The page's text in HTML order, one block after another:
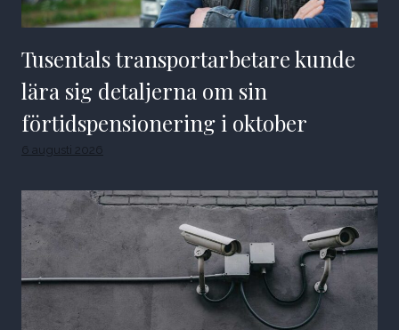
Tusentals transportarbetare kunde
lära sig detaljerna om sin
förtidspensionering i oktober
6 augusti 2026